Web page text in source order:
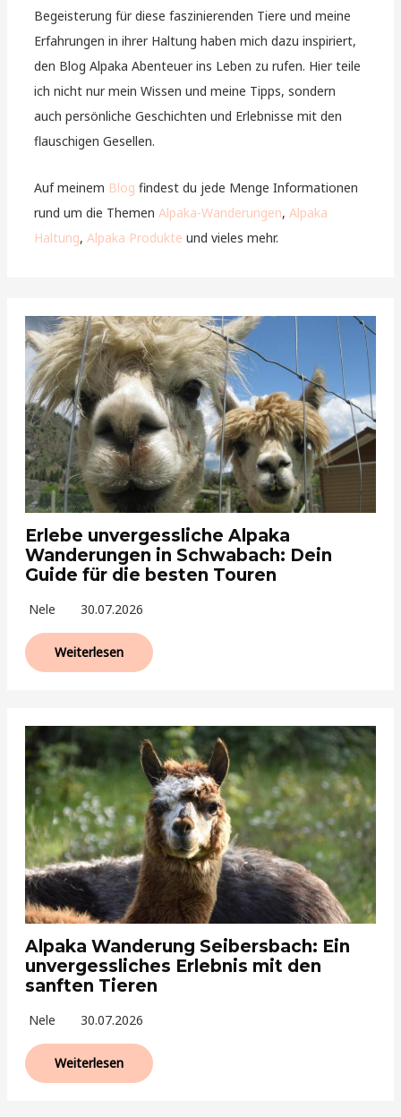
Begeisterung für diese faszinierenden Tiere und meine
Erfahrungen in ihrer Haltung haben mich dazu inspiriert,
den Blog Alpaka Abenteuer ins Leben zu rufen. Hier teile
ich nicht nur mein Wissen und meine Tipps, sondern
auch persönliche Geschichten und Erlebnisse mit den
flauschigen Gesellen.
Auf meinem Blog findest du jede Menge Informationen
rund um die ThemenAlpaka-Wanderungen,Alpaka
Haltung,Alpaka Produkte und vieles mehr.
Erlebe unvergessliche Alpaka
Wanderungen in Schwabach: Dein
Guide für die besten Touren
Nele 30.07.2026
Weiterlesen
Alpaka Wanderung Seibersbach: Ein
unvergessliches Erlebnis mit den
sanften Tieren
Nele 30.07.2026
Weiterlesen